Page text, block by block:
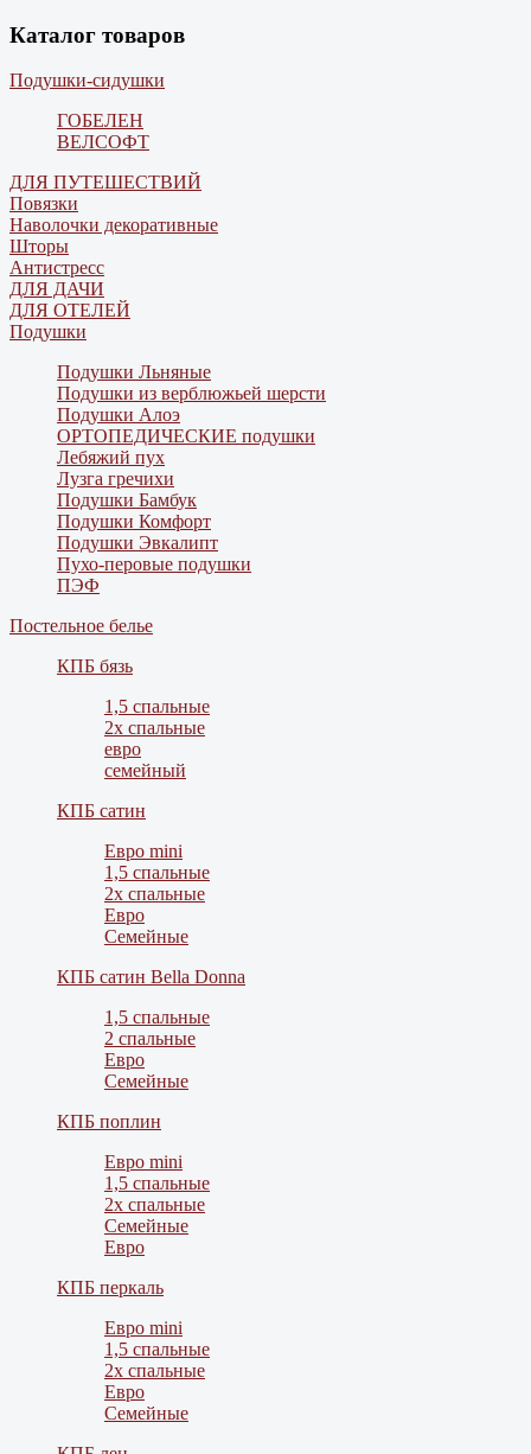
Каталог товаров
Подушки-сидушки
ГОБЕЛЕН
ВЕЛСОФТ
ДЛЯ ПУТЕШЕСТВИЙ
Повязки
Наволочки декоративные
Шторы
Антистресс
ДЛЯ ДАЧИ
ДЛЯ ОТЕЛЕЙ
Подушки
Подушки Льняные
Подушки из верблюжьей шерсти
Подушки Алоэ
ОРТОПЕДИЧЕСКИЕ подушки
Лебяжий пух
Лузга гречихи
Подушки Бамбук
Подушки Комфорт
Подушки Эвкалипт
Пухо-перовые подушки
ПЭФ
Постельное белье
КПБ бязь
1,5 спальные
2х спальные
евро
семейный
КПБ сатин
Евро mini
1,5 спальные
2х спальные
Евро
Семейные
КПБ сатин Bella Donna
1,5 спальные
2 спальные
Евро
Семейные
КПБ поплин
Евро mini
1,5 спальные
2х спальные
Семейные
Евро
КПБ перкаль
Евро mini
1,5 спальные
2х спальные
Евро
Семейные